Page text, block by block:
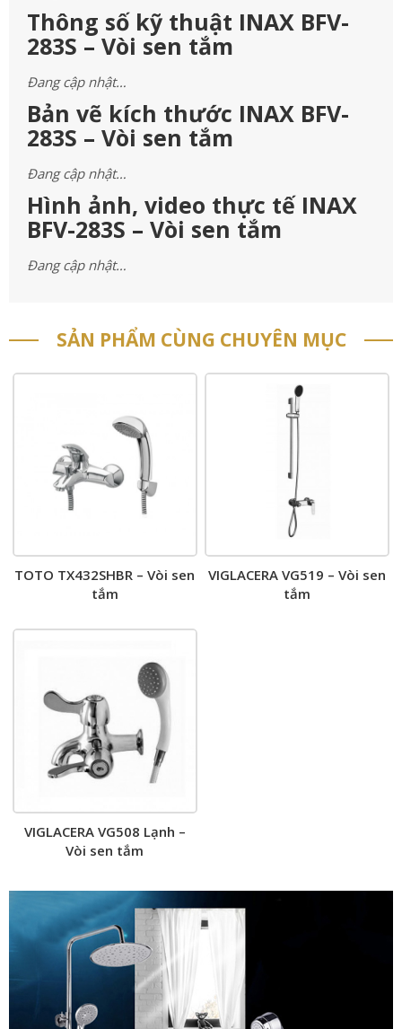
Thông số kỹ thuật INAX BFV-
283S – Vòi sen tắm
Đang cập nhật…
Bản vẽ kích thước INAX BFV-
283S – Vòi sen tắm
Đang cập nhật…
Hình ảnh, video thực tế INAX
BFV-283S – Vòi sen tắm
Đang cập nhật…
SẢN PHẨM CÙNG CHUYÊN MỤC
TOTO TX432SHBR – Vòi sen
tắm
VIGLACERA VG519 – Vòi sen
tắm
VIGLACERA VG508 Lạnh –
Vòi sen tắm